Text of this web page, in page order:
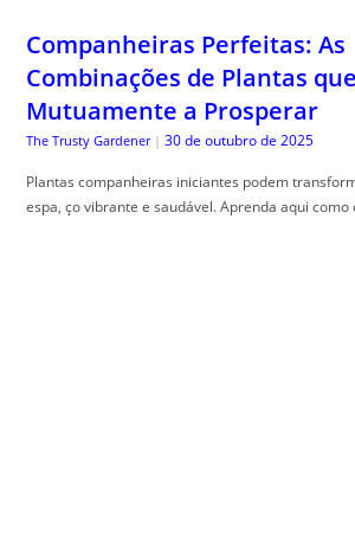
Companheiras Perfeitas: As
Combinações de Plantas
Mutuamente a Prosperar
The Trusty Gardener | 30 de outubro de 2025
Plantas companheiras iniciantes podem
espa, ço vibrante e saudável. Aprenda aqui como